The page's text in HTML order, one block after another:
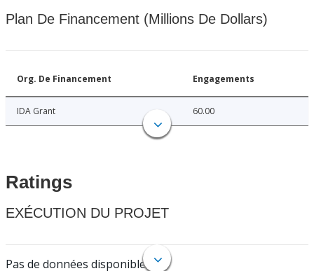
Plan De Financement (Millions De Dollars)
Org. De Financement Engagements
IDA Grant 60.00
Ratings
EXÉCUTION DU PROJET
Pas de données disponibles.